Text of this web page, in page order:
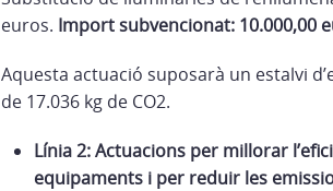
euros. Import subvencionat: 10.000,00
Aquesta actuació suposarà un estalvi
de 17.036 kg de CO2.
Línia 2:Actuacions per millorar
equipaments i per reduir les